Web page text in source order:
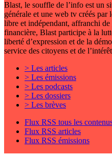
Blast, le souffle de l’info est un
générale et une web tv créés
libre et indépendant, affranchi
financière, Blast participe à la
liberté d’expression et de la
service des citoyens et de
> Les articles
> Les émissions
> Les podcasts
> Les dossiers
> Les brèves
Flux RSS tous les
Flux RSS articles
Flux RSS émissions